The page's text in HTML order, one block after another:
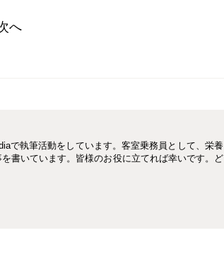
へ
で執筆活動をしています。客室乗務員として、栄養
書いています。皆様のお役に立てれば幸いです。ど